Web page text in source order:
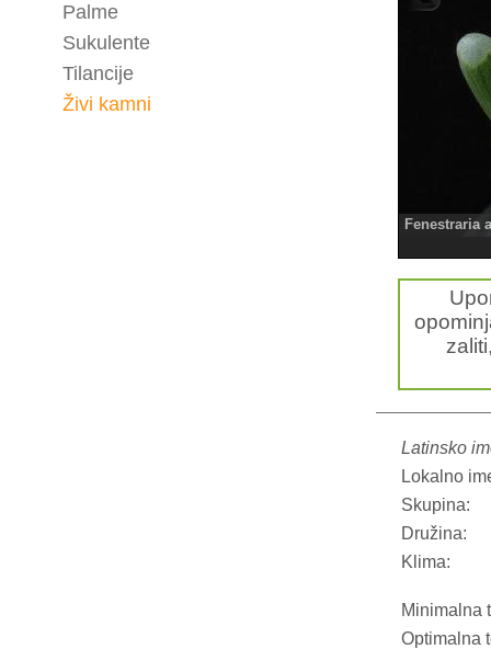
Palme
Sukulente
Tilancije
Živi kamni
Fenestraria
Latinsko
Lokalno
Skupina:
Družina:
Klima:
Minimalna
Optimalna